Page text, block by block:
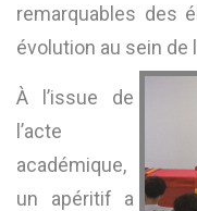
remarquables des
évolution au sein de
À l’issue de
l’acte
académique,
un apéritif a